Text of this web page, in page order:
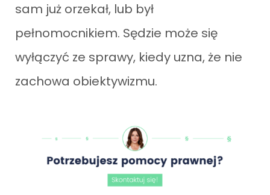
sam już orzekał, lub był
pełnomocnikiem. Sędzie może się
wyłączyć ze sprawy, kiedy uzna, że nie
zachowa obiektywizmu.